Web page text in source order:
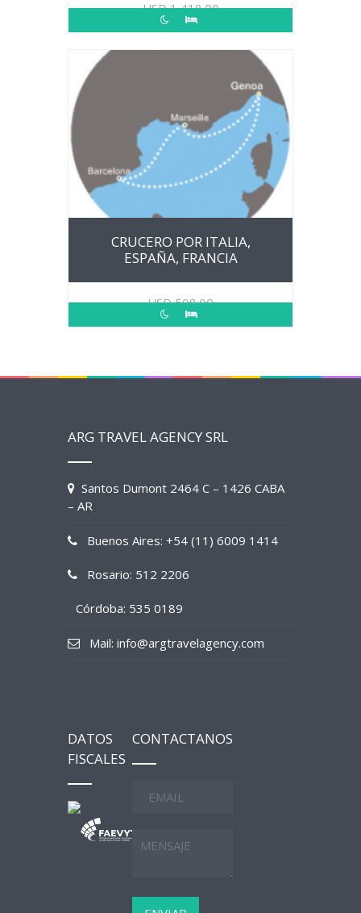
USD1,418.00
CRUCERO POR ITALIA,
ESPAÑA, FRANCIA
USD508.00
ARG TRAVEL AGENCY SRL
Santos Dumont 2464 C – 1426 CABA
– AR
Buenos Aires: +54 (11) 6009 1414
Rosario: 512 2206
Córdoba: 535 0189
Mail: info@argtravelagency.com
DATOS
FISCALES
CONTACTANOS